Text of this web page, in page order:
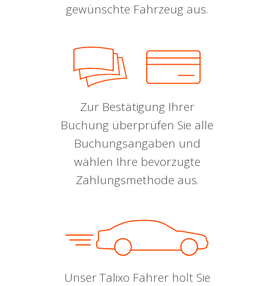
gewünschte Fahrzeug aus.
Zur Bestätigung Ihrer
Buchung überprüfen Sie alle
Buchungsangaben und
wählen Ihre bevorzugte
Zahlungsmethode aus.
Unser Talixo Fahrer holt Sie